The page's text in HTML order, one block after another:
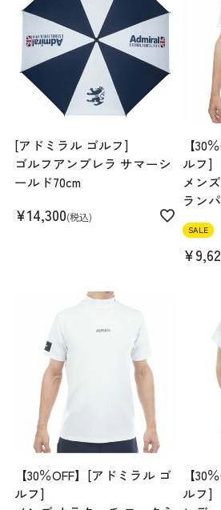
[アドミラル ゴルフ]
ゴルフアンブレラ サマーシ
ールド70cm
¥14,300 税込
【30
ルフ]
メン
ラン
SALE
¥
【30％OFF】[アドミラル ゴ
ルフ]
【30
ルフ]